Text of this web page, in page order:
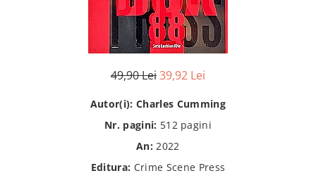
Manuale scolare/Cursuri49,90 Lei39,92 Lei
Autor(i):Charles Cumming
Nr. pagini: 512 pagini
An: 2022
Editura: Crime Scene Press